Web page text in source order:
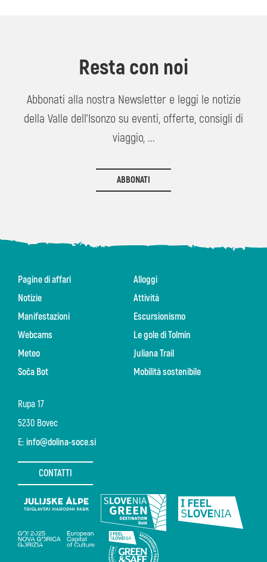
Resta con noi
Abbonati alla nostra Newsletter e leggi le notizie
della Valle dell'Isonzo su eventi, offerte, consigli di
viaggio, ...
ABBONATI
Rupa 17
5230 Bovec
E: info@dolina-soce.si
CONTATTI
Pagine di affari
Notizie
Manifestazioni
Webcams
Meteo
Soča Bot
Alloggi
Attività
Escursionismo
Le gole di Tolmin
Juliana Trail
Mobilità sostenibile